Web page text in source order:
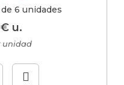
€u.
6 unidades
unidad